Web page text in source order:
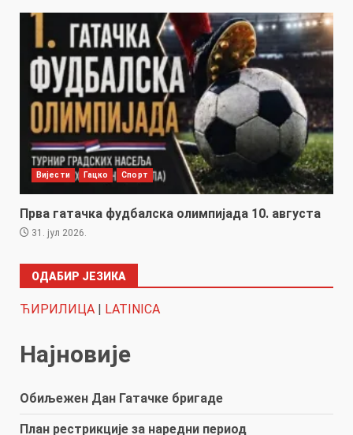
Вијести Гацко Спорт
Прва гатачка фудбалска олимпијада 10. августа
31. јул 2026.
ОДАБИР ЈЕЗИКА
ЋИРИЛИЦА | LATINICA
Најновије
Обиљежен Дан Гатачке бригаде
План рестрикције за наредни период